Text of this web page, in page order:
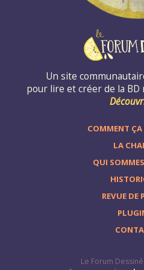
Un site
pour lire et créer de la
COMMENT ÇA
LA
QUI
REVUE DE
Le Forum